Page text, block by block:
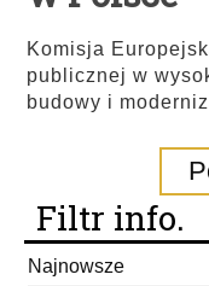
Komisja
publicznej w
budowy i
Filtr info.
Najnowsze